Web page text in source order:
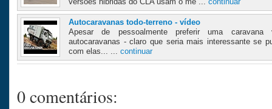
Autocaravanas todo-terreno - vídeo
Apesar de pessoalmente preferir uma
autocaravanas - claro que seria mais interessante se
com elas... ... continuar
0 comentários: